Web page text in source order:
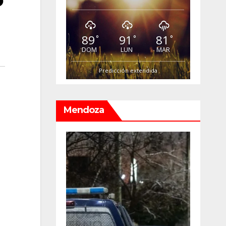
89°
DOM
91°
LUN
81°
MAR
Predicción extendida
Mendoza